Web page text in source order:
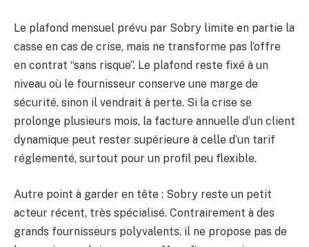
Le plafond mensuel prévu par Sobry limite en partie la
casse en cas de crise, mais ne transforme pas l’offre
en contrat “sans risque”. Le plafond reste fixé à un
niveau où le fournisseur conserve une marge de
sécurité, sinon il vendrait à perte. Si la crise se
prolonge plusieurs mois, la facture annuelle d’un client
dynamique peut rester supérieure à celle d’un tarif
réglementé, surtout pour un profil peu flexible.
Autre point à garder en tête : Sobry reste un petit
acteur récent, très spécialisé. Contrairement à des
grands fournisseurs polyvalents, il ne propose pas de